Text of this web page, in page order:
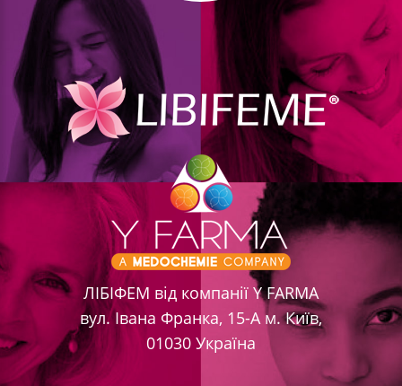
ЛІБІФЕМ від компанії Y FARMA
вул. Івана Франка, 15-А м. Київ,
01030 Україна